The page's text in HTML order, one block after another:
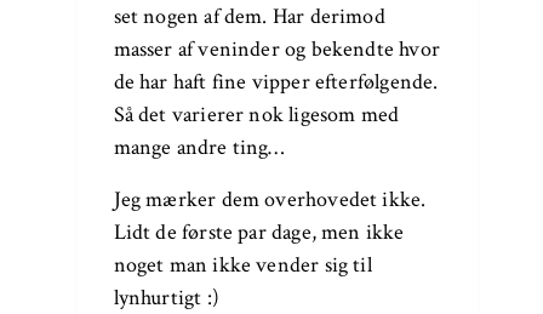
set nogen af dem. Har derimod
masser af veninder og bekendte hvor
de har haft fine vipper efterfølgende.
Så det varierer nok ligesom med
mange andre ting…
Jeg mærker dem overhovedet ikke.
Lidt de første par dage, men ikke
noget man ikke vender sig til
lynhurtigt :)